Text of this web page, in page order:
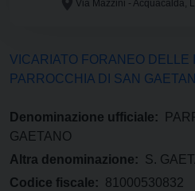
Via Mazzini - Acquacalda,
VICARIATO FORANEO DELLE
PARROCCHIA DI SAN
Denominazione ufficiale:
GAETANO
Altra denominazione: S.
Codice fiscale: 81000530832